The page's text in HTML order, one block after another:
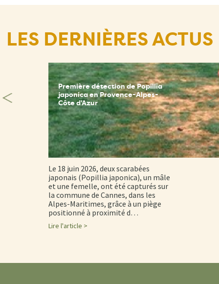
LES DERNIÈRES ACTUS
Première détection de Popillia
japonica en Provence-Alpes-
Côte d'Azur
Le 18 juin 2026, deux scarabées
japonais (Popillia japonica), un mâle
et une femelle, ont été capturés sur
la commune de Cannes, dans les
Alpes-Maritimes, grâce à un piège
positionné à proximité d…
Lire l'article >